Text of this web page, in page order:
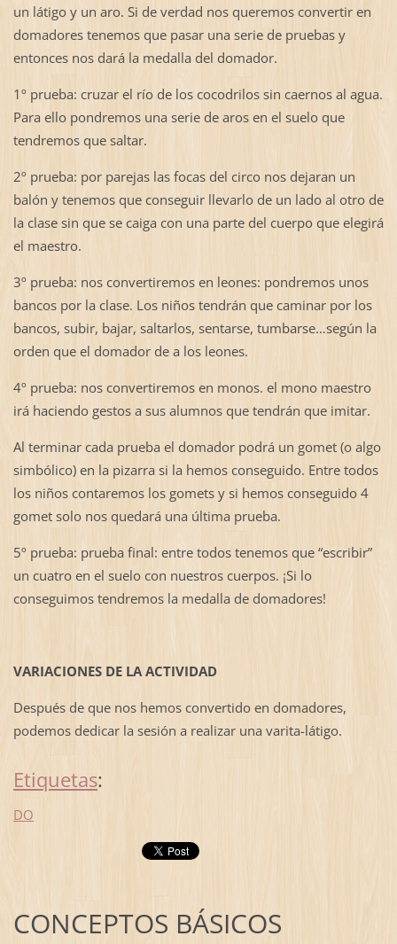
un látigo y un aro. Si de verdad nos queremos convertir en
domadores tenemos que pasar una serie de pruebas y
entonces nos dará la medalla del domador.
1º prueba: cruzar el río de los cocodrilos sin caernos al agua.
Para ello pondremos una serie de aros en el suelo que
tendremos que saltar.
2º prueba: por parejas las focas del circo nos dejaran un
balón y tenemos que conseguir llevarlo de un lado al otro de
la clase sin que se caiga con una parte del cuerpo que elegirá
el maestro.
3º prueba: nos convertiremos en leones: pondremos unos
bancos por la clase. Los niños tendrán que caminar por los
bancos, subir, bajar, saltarlos, sentarse, tumbarse…según la
orden que el domador de a los leones.
4º prueba: nos convertiremos en monos. el mono maestro
irá haciendo gestos a sus alumnos que tendrán que imitar.
Al terminar cada prueba el domador podrá un gomet (o algo
simbólico) en la pizarra si la hemos conseguido. Entre todos
los niños contaremos los gomets y si hemos conseguido 4
gomet solo nos quedará una última prueba.
5º prueba: prueba final: entre todos tenemos que “escribir”
un cuatro en el suelo con nuestros cuerpos. ¡Si lo
conseguimos tendremos la medalla de domadores!
VARIACIONES DE LA ACTIVIDAD
Después de que nos hemos convertido en domadores,
podemos dedicar la sesión a realizar una varita-látigo.
Etiquetas:
DO
CONCEPTOS BÁSICOS